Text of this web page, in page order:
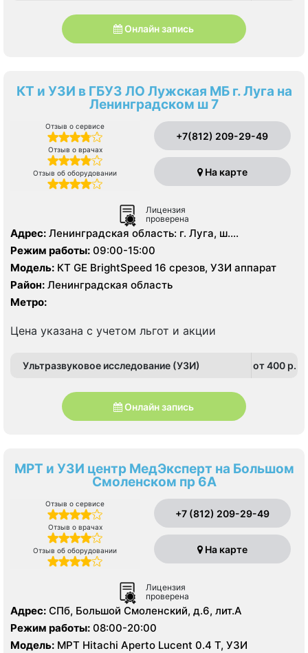
Онлайн запись
КТ и УЗИ в ГБУЗ ЛО Лужская МБ г. Луга на
Ленинградском ш 7
Отзыв о сервисе
Отзыв о врачах
Отзыв об оборудовании
+7(812) 209-29-49
На карте
Лицензия
проверена
Адрес: Ленинградская область: г. Луга, ш.
Ленинградское д. 7
Режим работы: 09:00-15:00
Модель: КТ GE BrightSpeed 16 срезов, УЗИ аппарат
Район: Ленинградская область
Метро:
Цена указана с учетом льгот и акции
Ультразвуковое исследование (УЗИ) от 400 p.
Онлайн запись
МРТ и УЗИ центр МедЭксперт на Большом
Смоленском пр 6А
Отзыв о сервисе
Отзыв о врачах
Отзыв об оборудовании
+7 (812) 209-29-49
На карте
Лицензия
проверена
Адрес: СПб, Большой Смоленский, д.6, лит.А
Режим работы: 08:00-20:00
Модель: МРТ Hitachi Aperto Lucent 0.4 Т, УЗИ